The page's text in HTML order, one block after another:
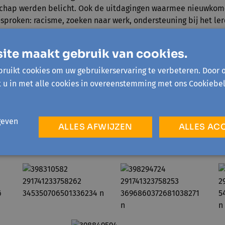
werden belicht. Ook de uitdagingen waarmee
racisme, zoeken naar werk, ondersteuning bij het
sterk benadrukt. Zulke sleutelspelers zijn uitermate
gezet.
werd overgegaan tot muziek en dans. Een schitterende
Maar vooral ook, minder moet dat niet zijn. Zeer
maakt gebruik van cookies.
cookies om uw gebruikerservaring te verbeteren. Door
in met alle cookies in overeenstemming met ons
ALLES
ALLES AFWIJZEN